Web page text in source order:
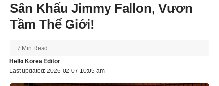
Sân Khấu Jimmy Fallon, Vươn
Tầm Thế Giới!
Last updated: 2026-02-07 10:05 am
Hello Korea Editor
7 Min Read